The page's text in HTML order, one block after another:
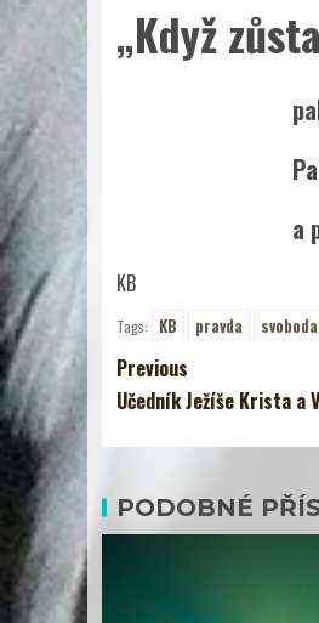
„Když
pak jste
Pak poznáte
a pak
KB
Tags: KB pravda svoboda
Previous
Učedník Ježíše Krista a
PODOBNÉ